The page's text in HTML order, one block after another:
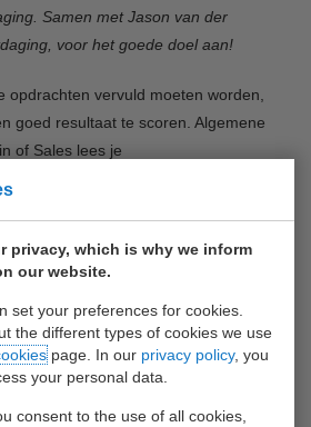
privacy, which is why we inform
our website.
set your preferences for cookies.
the different types of cookies we use
page. In our privacy policy, you
your personal data.
consent to the use of all cookies,
Samen met Jason van der
voor het goede doel aan!
opdrachten vervuld moeten worden,
goed resultaat te scoren. Algemene
of Sales lees je
Beskers:
Jason en ik strijden als team UWT
voor de Koninklijke Nederlandse